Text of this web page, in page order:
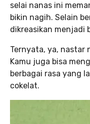
selai nanas ini
bikin nagih. Selain
dikreasikan menjadi
Ternyata, ya, nastar
Kamu juga bisa
berbagai rasa yang
cokelat.